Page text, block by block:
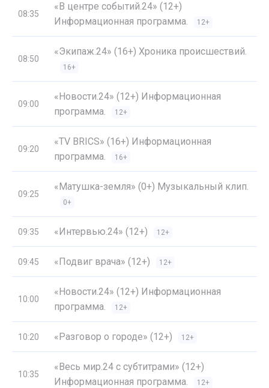
08:35
«В центре событий.24» (12+)
Информационная программа.
12+
08:50
«Экипаж.24» (16+) Хроника происшествий.
16+
09:00
«Новости.24» (12+) Информационная
программа.
12+
09:20
«TV BRICS» (16+) Информационная
программа.
16+
09:25
«Матушка-земля» (0+) Музыкальный клип.
0+
09:35 «Интервью.24» (12+) 12+
09:45 «Подвиг врача» (12+) 12+
10:00
«Новости.24» (12+) Информационная
программа.
12+
10:20 «Разговор о городе» (12+) 12+
10:35
«Весь мир.24 с субтитрами» (12+)
Информационная программа.
12+